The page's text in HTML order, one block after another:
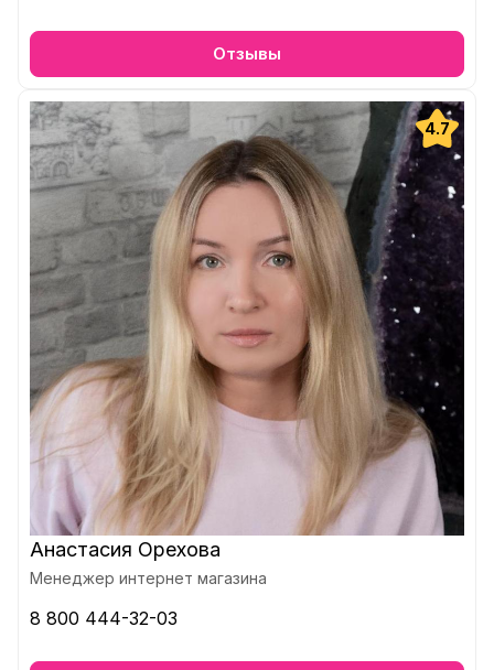
Отзывы
4.7
Анастасия Орехова
Менеджер интернет магазина
8 800 444-32-03